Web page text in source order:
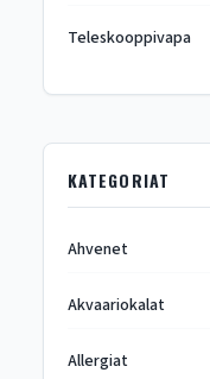
Teleskooppivapa
KATEGORIAT
Ahvenet
Akvaariokalat
Allergiat